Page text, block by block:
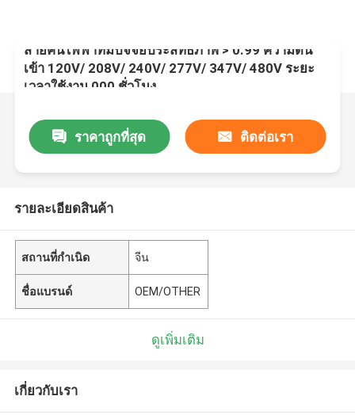
สายคันไฟฟ้าที่มีปัจจัยประสิทธิภาพ > 0.99 ความดัน
เข้า 120V/ 208V/ 240V/ 277V/ 347V/ 480V ระยะ
เวลาใช้งาน 000 ชั่วโมง
ราคาถูกที่สุด ติดต่อเรา
รายละเอียดสินค้า
สถานที่กำเนิด จีน
ชื่อแบรนด์ OEM/OTHER
ดูเพิ่มเติม
เกี่ยวกับเรา